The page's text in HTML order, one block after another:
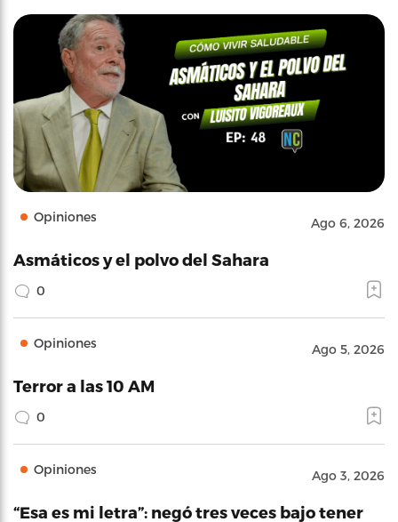
Opiniones Ago 6, 2026
Asmáticos y el polvo del Sahara
0
Opiniones Ago 5, 2026
Terror a las 10 AM
0
Opiniones Ago 3, 2026
“Esa es mi letra”: negó tres veces bajo tener